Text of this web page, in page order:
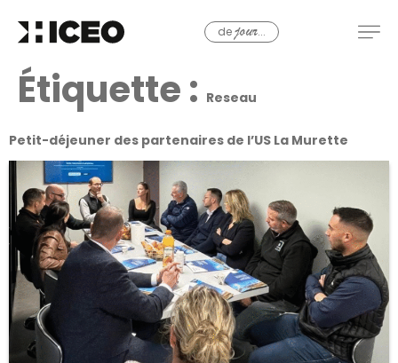
dejour...
Étiquette : Reseau
Petit-déjeuner des partenaires de l’US La Murette